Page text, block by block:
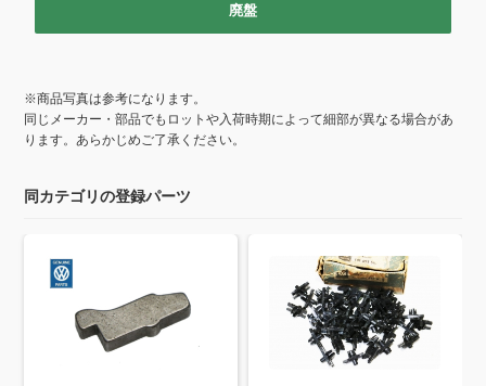
廃盤
※商品写真は参考になります。
同じメーカー・部品でもロットや入荷時期によって細部が異なる場合があ
ります。あらかじめご了承ください。
同カテゴリの登録パーツ